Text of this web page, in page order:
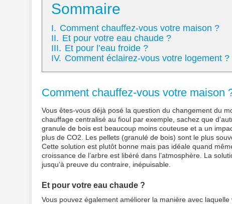
Sommaire
I. Comment chauffez-vous votre maison ?
II. Et pour votre eau chaude ?
III. Et pour l’eau froide ?
IV. Comment éclairez-vous votre logement ?
Comment chauffez-vous votre maison
Vous êtes-vous déjà posé la question du changement du
chauffage centralisé au fioul par exemple, sachez que
granule de bois est beaucoup moins couteuse et a un
plus de CO2. Les pellets (granulé de bois) sont le plus
Cette solution est plutôt bonne mais pas idéale quand
croissance de l’arbre est libéré dans l’atmosphère. La
jusqu’à preuve du contraire, inépuisable.
Et pour votre eau chaude ?
Vous pouvez également améliorer la manière avec